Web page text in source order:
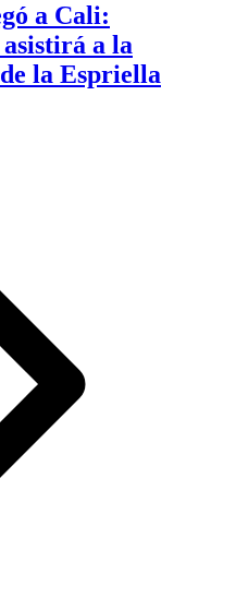
a Cali:
a la
la Espriella